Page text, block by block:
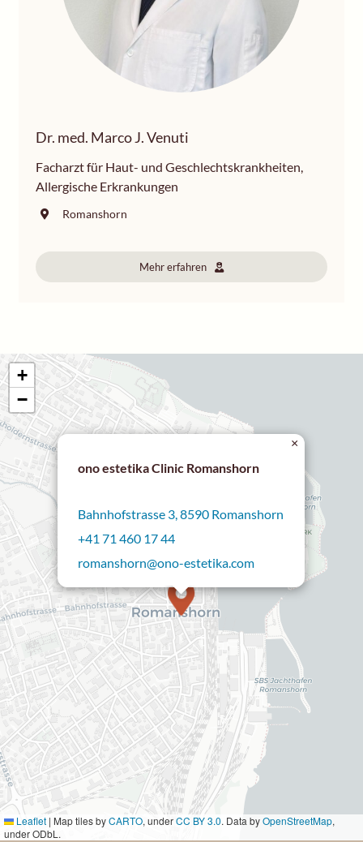
Dr. med. Marco J. Venuti
Facharzt für Haut- und Geschlechtskrankheiten,
Allergische Erkrankungen
Romanshorn
Mehr erfahren
ono estetika Clinic Romanshorn
Bahnhofstrasse 3, 8590 Romanshorn
+41 71 460 17 44
romanshorn@ono-estetika.com
×
+
−
Leaflet | Map tiles byCARTO, underCC BY 3.0. Data byOpenStreetMap,
under ODbL.